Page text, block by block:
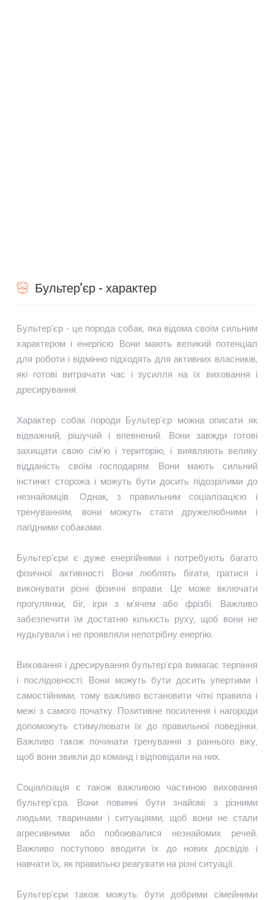
Бультер’єр - характер
Бультер'єр - це порода собак, яка відома своїм сильним
характером і енергією. Вони мають великий потенціал
для роботи і відмінно підходять для активних власників,
які готові витрачати час і зусилля на їх виховання і
дресирування.
Характер собак породи Бультер'єр можна описати як
відважний, рішучий і впевнений. Вони завжди готові
захищати свою сім'ю і територію, і виявляють велику
відданість своїм господарям. Вони мають сильний
інстинкт сторожа і можуть бути досить підозрілими до
незнайомців. Однак, з правильним соціалізацією і
тренуванням, вони можуть стати дружелюбними і
лагідними собаками.
Бультер'єри є дуже енергійними і потребують багато
фізичної активності. Вони люблять бігати, гратися і
виконувати різні фізичні вправи. Це може включати
прогулянки, біг, ігри з м'ячем або фрізбі. Важливо
забезпечити їм достатню кількість руху, щоб вони не
нудьгували і не проявляли непотрібну енергію.
Виховання і дресирування бультер'єра вимагає терпіння
і послідовності. Вони можуть бути досить упертими і
самостійними, тому важливо встановити чіткі правила і
межі з самого початку. Позитивне посилення і нагороди
допоможуть стимулювати їх до правильної поведінки.
Важливо також починати тренування з раннього віку,
щоб вони звикли до команд і відповідали на них.
Соціалізація є також важливою частиною виховання
бультер'єра. Вони повинні бути знайомі з різними
людьми, тваринами і ситуаціями, щоб вони не стали
агресивними або побоювалися незнайомих речей.
Важливо поступово вводити їх до нових досвідів і
навчати їх, як правильно реагувати на різні ситуації.
Бультер'єри також можуть бути добрими сімейними